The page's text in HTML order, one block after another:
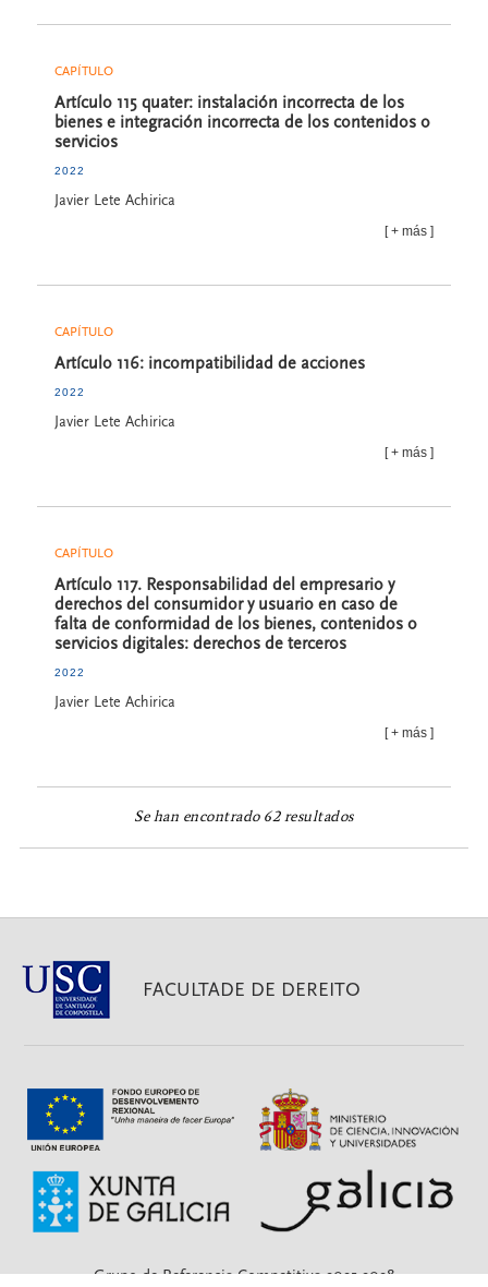
CAPÍTULO
Artículo 115 quater: instalación incorrecta de los
bienes e integración incorrecta de los contenidos o
servicios
2022
Javier Lete Achirica
más
CAPÍTULO
Artículo 116: incompatibilidad de acciones
2022
Javier Lete Achirica
más
CAPÍTULO
Artículo 117. Responsabilidad del empresario y
derechos del consumidor y usuario en caso de
falta de conformidad de los bienes, contenidos o
servicios digitales: derechos de terceros
2022
Javier Lete Achirica
más
Se han encontrado 62 resultados
FACULTADE DE DEREITO
Grupo de Referencia Competitiva 2025-2028